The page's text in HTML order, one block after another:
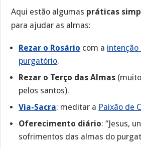
Aqui estão algumas práticas
para ajudar as almas:
Rezar o Rosário com a intenção
purgatório.
Rezar o Terço das Almas
pelos santos).
Via-Sacra: meditar a Paixão de
Oferecimento diário: “Jesus,
sofrimentos das almas do